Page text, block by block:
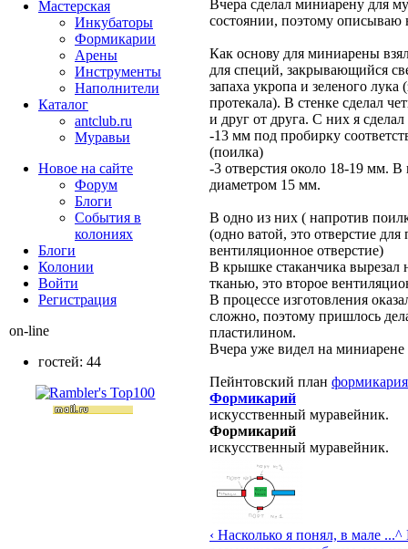
Вчера сделал миниарену для
состоянии, поэтому описываю
Как основу для миниарены
для специй, закрывающийся
запаха укропа и зеленого
протекала). В стенке сделал
и друг от друга. С них я сделал
-13 мм под пробирку
(поилка)
-3 отверстия около 18-19 мм.
диаметром 15 мм.
В одно из них ( напротив
(одно ватой, это отверстие
вентиляционное отверстие)
В крышке стаканчика вырезал
тканью, это второе
В процессе изготовления
сложно, поэтому пришлось
пластилином.
Вчера уже видел на миниарене
Пейнтовский план формикария
Формикарий
искусственный муравейник.
Формикарий
искусственный муравейник.
‹ Насколько я понял, в мале ...^
Мастерская
Инкубаторы
Формикарии
Арены
Инструменты
Наполнители
Каталог
antclub.ru
Муравьи
Новое на сайте
Форум
Блоги
События в
колониях
Блоги
Колонии
Войти
Peгиcтpaция
on-line
гостей: 44